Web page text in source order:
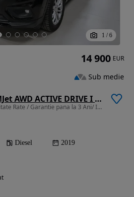
1 / 6
Jeep Cherokee 2.2 MJet AWD ACTIVE DRIVE I AT9 Limited
2184 cm3 • 195 CP • Posibilitate Rate / Garantie pana la 3 Ani/ Istoric Service
Diesel 2019
14 900 EUR
Sub medie